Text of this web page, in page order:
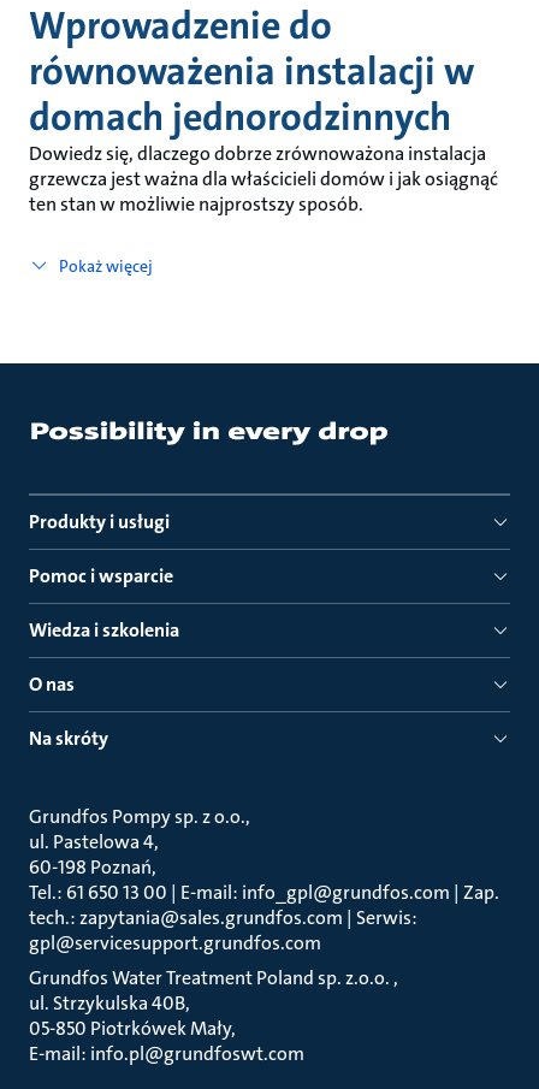
Wprowadzenie do
równoważenia instalacji w
domach jednorodzinnych
Dowiedz się, dlaczego dobrze zrównoważona instalacja
grzewcza jest ważna dla właścicieli domów i jak osiągnąć
ten stan w możliwie najprostszy sposób.
Pokaż więcej
Produkty i usługi
Pomoc i wsparcie
Wiedza i szkolenia
O nas
Na skróty
Grundfos Pompy sp. z o.o.
ul. Pastelowa 4
60-198 Poznań
Tel.: 61 650 13 00 | E-mail: info_gpl@grundfos.com | Zap.
tech.: zapytania@sales.grundfos.com | Serwis:
gpl@servicesupport.grundfos.com
Grundfos Water Treatment Poland sp. z.o.o.
ul. Strzykulska 40B
05-850 Piotrkówek Mały
E-mail: info.pl@grundfoswt.com